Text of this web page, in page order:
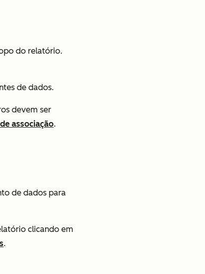
do relatório.
de dados.
devem ser
associação.
de dados para
clicando em
.